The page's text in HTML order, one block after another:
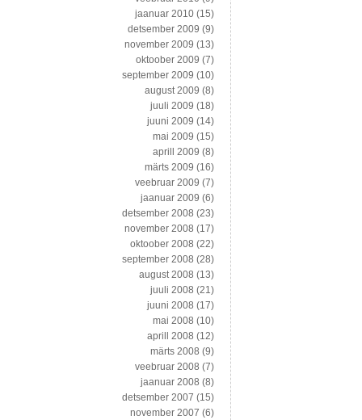
jaanuar 2010 (15)
detsember 2009 (9)
november 2009 (13)
oktoober 2009 (7)
september 2009 (10)
august 2009 (8)
juuli 2009 (18)
juuni 2009 (14)
mai 2009 (15)
aprill 2009 (8)
märts 2009 (16)
veebruar 2009 (7)
jaanuar 2009 (6)
detsember 2008 (23)
november 2008 (17)
oktoober 2008 (22)
september 2008 (28)
august 2008 (13)
juuli 2008 (21)
juuni 2008 (17)
mai 2008 (10)
aprill 2008 (12)
märts 2008 (9)
veebruar 2008 (7)
jaanuar 2008 (8)
detsember 2007 (15)
november 2007 (6)